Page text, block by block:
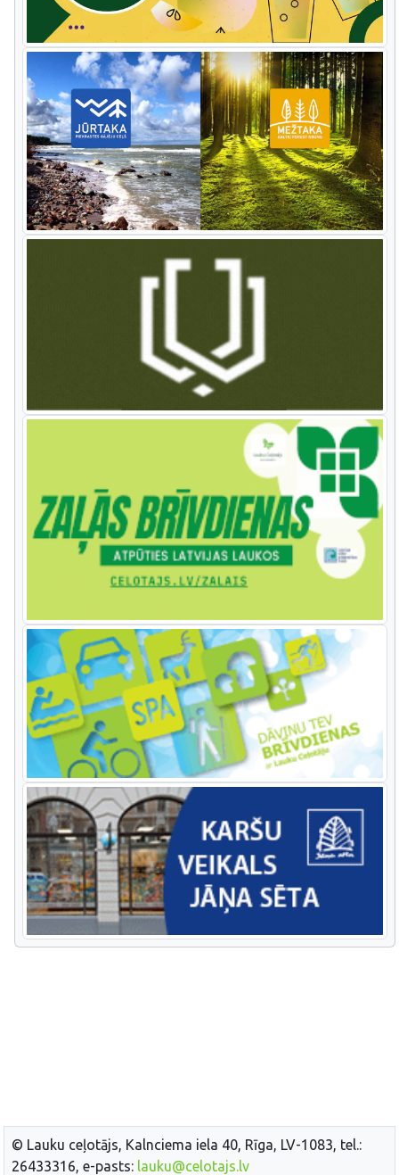
© Lauku ceļotājs, Kalnciema iela 40, Rīga, LV-1083, tel.:
26433316, e-pasts: lauku@celotajs.lv